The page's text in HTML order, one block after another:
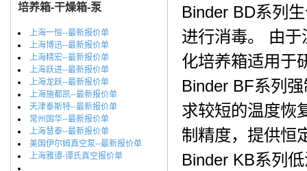
培养箱-干燥箱-泵
上海一恒--最新报价单
上海博迅--最新报价单
上海精宏--最新报价单
上海跃进--最新报价单
上海龙跃--最新报价单
上海施都凯--最新报价单
天津泰斯特--最新报价单
常州国华--最新报价单
上海慧泰--最新报价单
美国伊尔姆真空泵--最新报价单
上海雅谭-谭氏真空报价单
Binder BD系列
进行消毒。 由
化培养箱适用于
Binder BF系列
求较短的温度恢
制精度，提供恒
Binder KB系列